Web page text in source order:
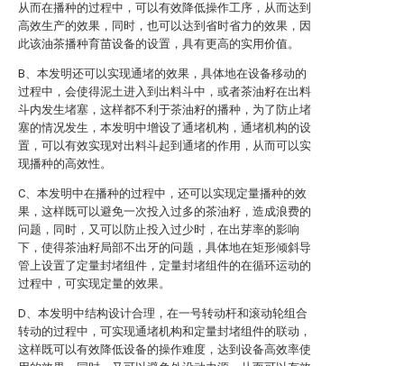
从而在播种的过程中，可以有效降低操作工序，从而达到
高效生产的效果，同时，也可以达到省时省力的效果，因
此该油茶播种育苗设备的设置，具有更高的实用价值。
B、本发明还可以实现通堵的效果，具体地在设备移动的
过程中，会使得泥土进入到出料斗中，或者茶油籽在出料
斗内发生堵塞，这样都不利于茶油籽的播种，为了防止堵
塞的情况发生，本发明中增设了通堵机构，通堵机构的设
置，可以有效实现对出料斗起到通堵的作用，从而可以实
现播种的高效性。
C、本发明中在播种的过程中，还可以实现定量播种的效
果，这样既可以避免一次投入过多的茶油籽，造成浪费的
问题，同时，又可以防止投入过少时，在出芽率的影响
下，使得茶油籽局部不出牙的问题，具体地在矩形倾斜导
管上设置了定量封堵组件，定量封堵组件的在循环运动的
过程中，可实现定量的效果。
D、本发明中结构设计合理，在一号转动杆和滚动轮组合
转动的过程中，可实现通堵机构和定量封堵组件的联动，
这样既可以有效降低设备的操作难度，达到设备高效率使